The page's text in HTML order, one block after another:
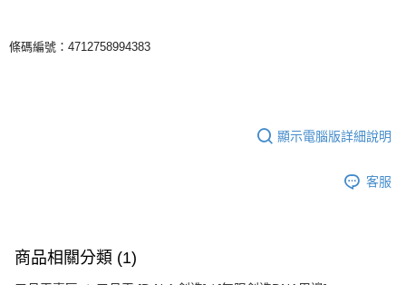
條碼編號：4712758994383
顯示電腦版詳細說明
客服
商品相關分類 (1)